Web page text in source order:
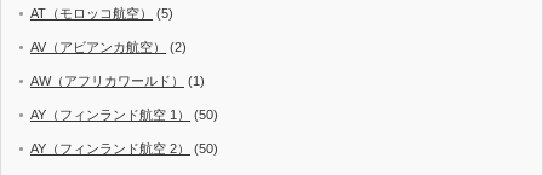
AT（モロッコ航空） (5)
AV（アビアンカ航空） (2)
AW（アフリカワールド） (1)
AY（フィンランド航空 1） (50)
AY（フィンランド航空 2） (50)